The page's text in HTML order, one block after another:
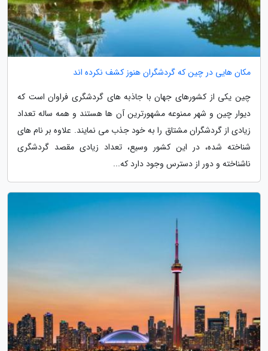
مکان هایی در چین که گردشگران هنوز کشف نکرده اند
چین یکی از کشورهای جهان با جاذبه های گردشگری فراوان است که
دیوار چین و شهر ممنوعه مشهورترین آن ها هستند و همه ساله تعداد
زیادی از گردشگران مشتاق را به خود جذب می نمایند. علاوه بر نام های
شناخته شده، در این کشور وسیع، تعداد زیادی مقصد گردشگری
ناشناخته و دور از دسترس وجود دارد که...